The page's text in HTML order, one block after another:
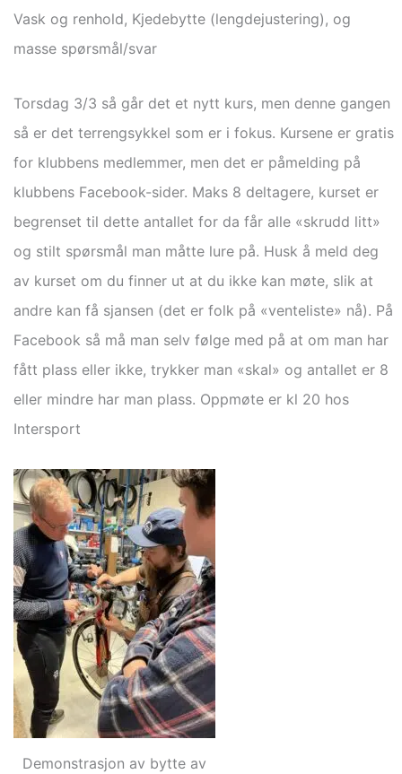
Vask og renhold, Kjedebytte (lengdejustering), og
masse spørsmål/svar
Torsdag 3/3 så går det et nytt kurs, men denne gangen
så er det terrengsykkel som er i fokus. Kursene er gratis
for klubbens medlemmer, men det er påmelding på
klubbens Facebook-sider. Maks 8 deltagere, kurset er
begrenset til dette antallet for da får alle «skrudd litt»
og stilt spørsmål man måtte lure på. Husk å meld deg
av kurset om du finner ut at du ikke kan møte, slik at
andre kan få sjansen (det er folk på «venteliste» nå). På
Facebook så må man selv følge med på at om man har
fått plass eller ikke, trykker man «skal» og antallet er 8
eller mindre har man plass. Oppmøte er kl 20 hos
Intersport
Demonstrasjon av bytte av